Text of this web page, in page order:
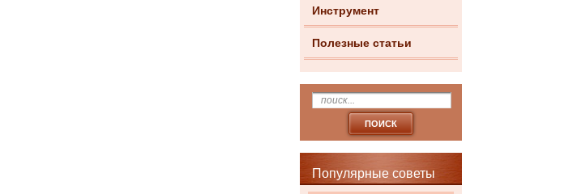
Инструмент
Полезные статьи
Популярные советы